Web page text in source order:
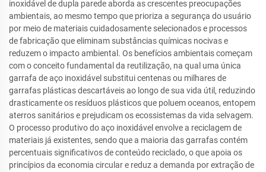
inoxidável de dupla parede aborda as crescentes preocupações
ambientais, ao mesmo tempo que prioriza a segurança do usuário
por meio de materiais cuidadosamente selecionados e processos
de fabricação que eliminam substâncias químicas nocivas e
reduzem o impacto ambiental. Os benefícios ambientais começam
com o conceito fundamental da reutilização, na qual uma única
garrafa de aço inoxidável substitui centenas ou milhares de
garrafas plásticas descartáveis ao longo de sua vida útil, reduzindo
drasticamente os resíduos plásticos que poluem oceanos, entopem
aterros sanitários e prejudicam os ecossistemas da vida selvagem.
O processo produtivo do aço inoxidável envolve a reciclagem de
materiais já existentes, sendo que a maioria das garrafas contém
percentuais significativos de conteúdo reciclado, o que apoia os
princípios da economia circular e reduz a demanda por extração de